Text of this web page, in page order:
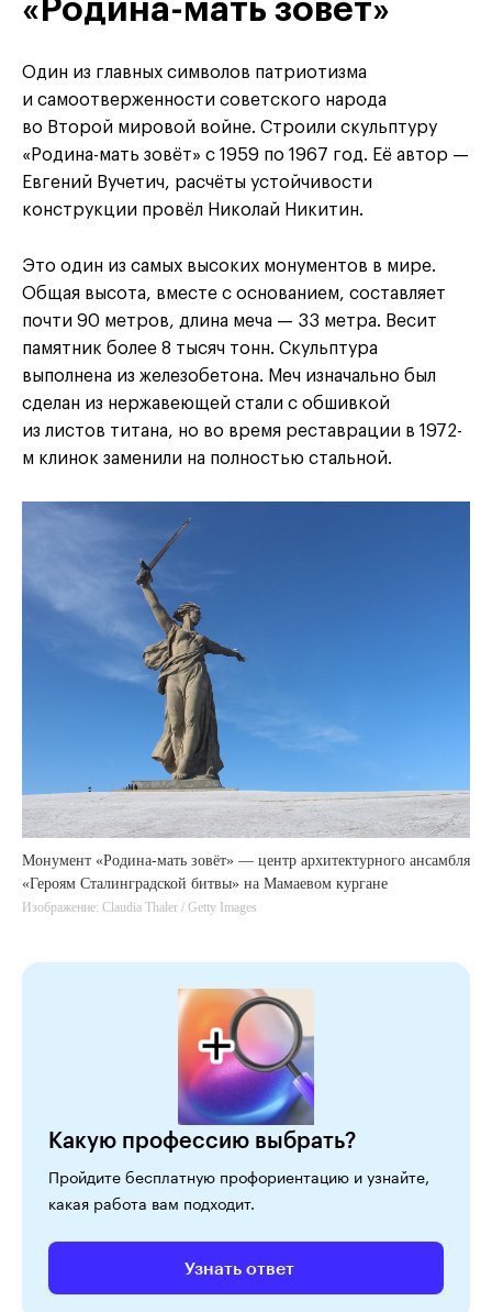
«Родина-мать зовёт»
Один из главных символов патриотизма
и самоотверженности советского народа
во Второй мировой войне. Строили скульптуру
«Родина-мать зовёт» с 1959 по 1967 год. Её автор —
Евгений Вучетич, расчёты устойчивости
конструкции провёл Николай Никитин.
Это один из самых высоких монументов в мире.
Общая высота, вместе с основанием, составляет
почти 90 метров, длина меча — 33 метра. Весит
памятник более 8 тысяч тонн. Скульптура
выполнена из железобетона. Меч изначально был
сделан из нержавеющей стали с обшивкой
из листов титана, но во время реставрации в 1972-
м клинок заменили на полностью стальной.
Монумент «Родина-мать зовёт» — центр архитектурного ансамбля
«Героям Сталинградской битвы» на Мамаевом кургане
Изображение: Claudia Thaler / Getty Images
Какую профессию выбрать?
Пройдите бесплатную профориентацию и узнайте,
какая работа вам подходит.
Узнать ответ